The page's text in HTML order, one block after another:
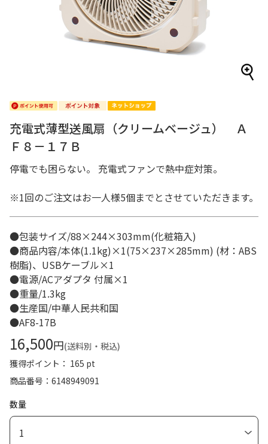
充電式薄型送風扇（クリームベージュ） Ａ
Ｆ８－１７Ｂ
停電でも困らない。 充電式ファンで熱中症対策。
※1回のご注文はお一人様5個までとさせていただきます。
●包装サイズ/88×244×303mm(化粧箱入)
●商品内容/本体(1.1kg)×1(75×237×285mm) (材：ABS
樹脂)、USBケーブル×1
●電源/ACアダプタ 付属×1
●重量/1.3kg
●生産国/中華人民共和国
●AF8-17B
16,500円(送料別・税込)
獲得ポイント： 165 pt
商品番号
6148949091
数量
1